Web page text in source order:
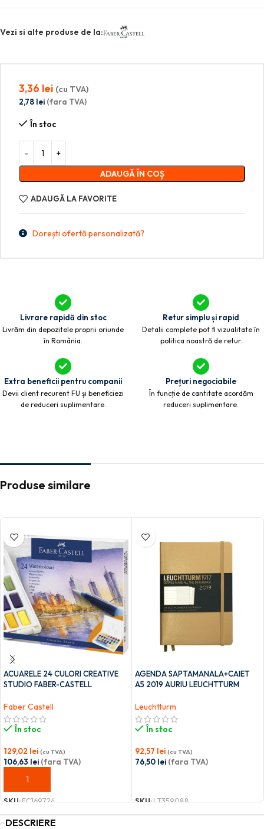
Vezi si alte produse de la:
3,36 lei (cu TVA)
2,78 lei (fara TVA)
În stoc
ADAUGĂ ÎN COȘ
ADAUGĂ LA FAVORITE
Dorești ofertă personalizată?
Livrare rapidă din stoc
Livrăm din depozitele proprii oriunde
în România.
Retur simplu și rapid
Detalii complete pot fi vizualitate în
politica noastră de retur.
Extra beneficii pentru companii
Devii client recurent FU și beneficiezi
de reduceri suplimentare.
Prețuri negociabile
În funcție de cantitate acordăm
reduceri suplimentare.
Produse similare
ACUARELE 24 CULORI CREATIVE
STUDIO FABER-CASTELL
Faber Castell
În stoc
129,02 lei (cu TVA)
106,63 lei (fara TVA)
ADAUGĂ ÎN COȘ
SKU:FC169724
AGENDA SAPTAMANALA+CAIET
A5 2019 AURIU LEUCHTTURM
Leuchtturm
În stoc
92,57 lei (cu TVA)
76,50 lei (fara TVA)
SKU:LT359088
DESCRIERE